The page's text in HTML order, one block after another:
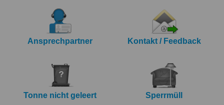
Ansprechpartner Kontakt / Feedback
Tonne nicht geleert Sperrmüll